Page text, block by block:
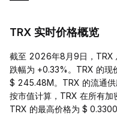
TRX 实时价格概览
截至 2026年8月9日，TRX
跌幅为 +0.33%。TRX 的
$ 245.48M。TRX 的流通
按市值计算，TRX 在所有加
TRX 的最高价格为 $